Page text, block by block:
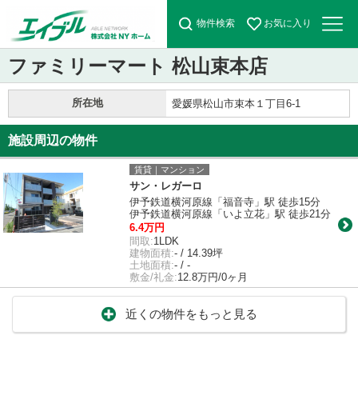
物件検索 お気に入り
ファミリーマート 松山束本店
所在地 愛媛県松山市束本１丁目6-1
施設周辺の物件
賃貸｜マンション
サン・レガーロ
伊予鉄道横河原線「福音寺」駅 徒歩15分
伊予鉄道横河原線「いよ立花」駅 徒歩21分
6.4万円
間取:1LDK
建物面積:- / 14.39坪
土地面積:- / -
敷金/礼金:12.8万円/0ヶ月
近くの物件をもっと見る